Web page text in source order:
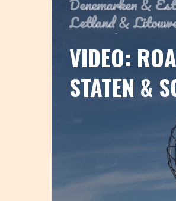
Letland&
Zweden
VIDEO:
STATEN &